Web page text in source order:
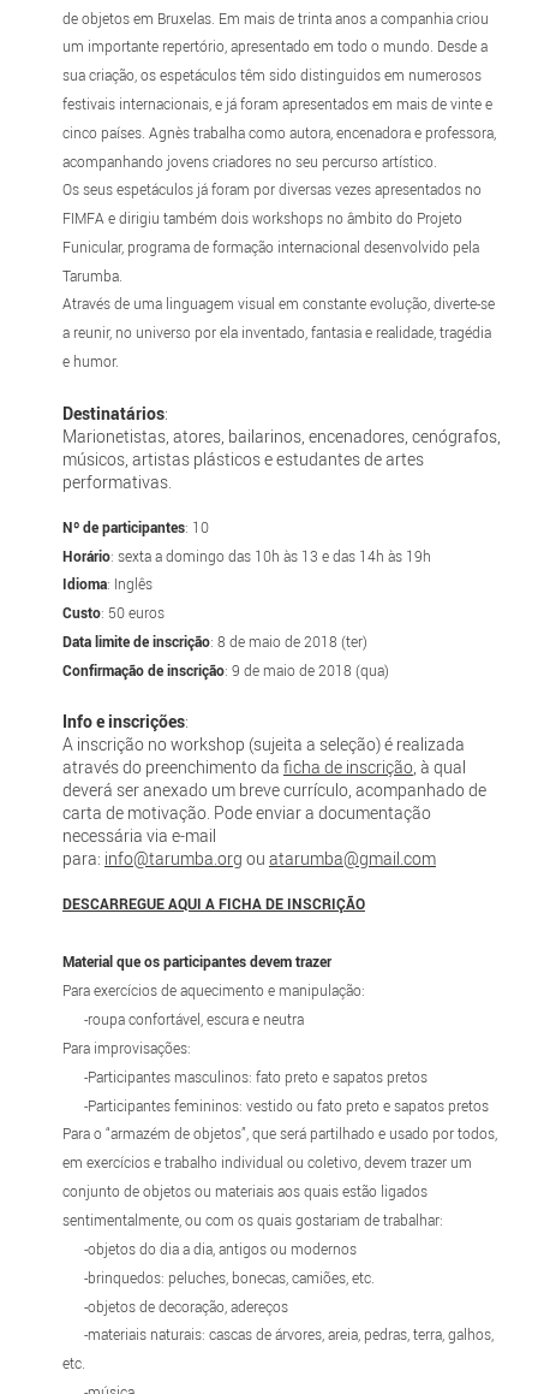
de objetos em Bruxelas. Em mais de trinta anos a companhia criou
um importante repertório, apresentado em todo o mundo. Desde a
sua criação, os espetáculos têm sido distinguidos em numerosos
festivais internacionais, e já foram apresentados em mais de vinte e
cinco países. Agnès trabalha como autora, encenadora e professora,
acompanhando jovens criadores no seu percurso artístico.
Os seus espetáculos já foram por diversas vezes apresentados no
FIMFA e dirigiu também dois workshops no âmbito do Projeto
Funicular, programa de formação internacional desenvolvido pela
Tarumba.
Através de uma linguagem visual em constante evolução, diverte-se
a reunir, no universo por ela inventado, fantasia e realidade, tragédia
e humor.
Destinatários:
Marionetistas, atores, bailarinos, encenadores, cenógrafos,
músicos, artistas plásticos e estudantes de artes
performativas.
Nº de participantes: 10
Horário: sexta a domingo das 10h às 13 e das 14h às 19h
Idioma: Inglês
Custo: 50 euros
Data limite de inscrição: 8 de maio de 2018 (ter)
Confirmação de inscrição: 9 de maio de 2018 (qua)
Info e inscrições:
A inscrição no workshop (sujeita a seleção) é realizada
através do preenchimento da ficha de inscrição, à qual
deverá ser anexado um breve currículo, acompanhado de
carta de motivação. Pode enviar a documentação
necessária via e-mail
para: info@tarumba.org ou atarumba@gmail.com
DESCARREGUE AQUI A FICHA DE INSCRIÇÃO
Material que os participantes devem trazer
Para exercícios de aquecimento e manipulação:
-roupa confortável, escura e neutra
Para improvisações:
-Participantes masculinos: fato preto e sapatos pretos
-Participantes femininos: vestido ou fato preto e sapatos pretos
Para o “armazém de objetos”, que será partilhado e usado por todos,
em exercícios e trabalho individual ou coletivo, devem trazer um
conjunto de objetos ou materiais aos quais estão ligados
sentimentalmente, ou com os quais gostariam de trabalhar:
-objetos do dia a dia, antigos ou modernos
-brinquedos: peluches, bonecas, camiões, etc.
-objetos de decoração, adereços
-materiais naturais: cascas de árvores, areia, pedras, terra, galhos,
etc.